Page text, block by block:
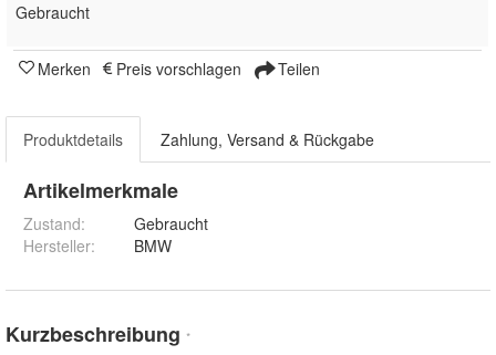
Gebraucht
Merken Preis vorschlagen Teilen
Produktdetails Zahlung, Versand & Rückgabe
Artikelmerkmale
Zustand:
Gebraucht
Hersteller: BMW
Kurzbeschreibung *